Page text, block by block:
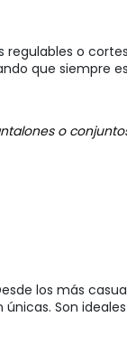
regulables o
que siempre
o
los más
Son